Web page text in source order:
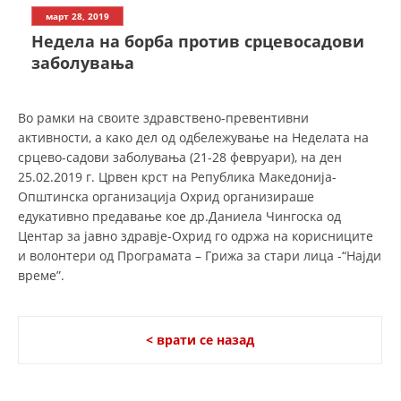
СТРУКТУРА НА ОРГАНИЗАЦИЈАТА
КОНТАКТ ИНФОРМАЦИИ
ЗАКОН ЗА ЦКРМ
СТАТУТ НА ЦКРМ
март 28, 2019
Недела на борба против срцевосадови
заболувања
Во рамки на своите здравствено-превентивни
активности, а како дел од одбележување на Неделата на
срцево-садови заболувања (21-28 февруари), на ден
25.02.2019 г. Црвен крст на Република Македонија-
Општинска организација Охрид организираше
едукативно предавање кое др.Даниела Чингоска од
Центар за јавно здравје-Охрид го одржа на корисниците
и волонтери од Програмата – Грижа за стари лица -“Најди
време”.
< врати се назад